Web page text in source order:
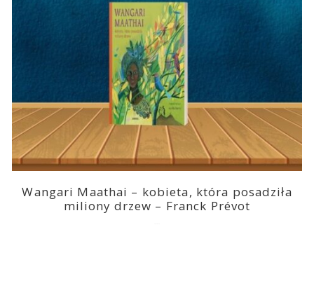
Wangari Maathai – kobieta, która posadziła
miliony drzew – Franck Prévot